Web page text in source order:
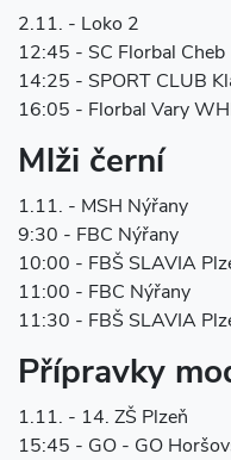
2.11. - Loko 2
12:45 - SC Florbal Cheb
14:25 - SPORT CLUB
16:05 - Florbal Vary
Mlži černí
1.11. - MSH Nýřany
9:30 - FBC Nýřany
10:00 - FBŠ SLAVIA
11:00 - FBC Nýřany
11:30 - FBŠ SLAVIA
Přípravky
1.11. - 14. ZŠ Plzeň
15:45 - GO - GO